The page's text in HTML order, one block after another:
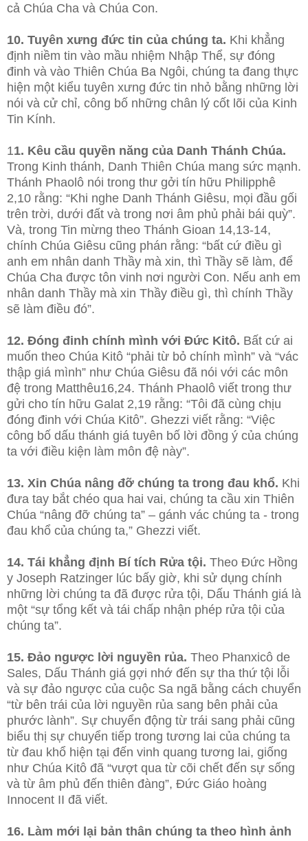
cả Chúa Cha và Chúa Con.
10. Tuyên xưng đức tin của chúng ta. Khi khẳng
định niềm tin vào mầu nhiệm Nhập Thể, sự đóng
đinh và vào Thiên Chúa Ba Ngôi, chúng ta đang thực
hiện một kiểu tuyên xưng đức tin nhỏ bằng những lời
nói và cử chỉ, công bố những chân lý cốt lõi của Kinh
Tin Kính.
11. Kêu cầu quyền năng của Danh Thánh Chúa.
Trong Kinh thánh, Danh Thiên Chúa mang sức mạnh.
Thánh Phaolô nói trong thư gởi tín hữu Philipphê
2,10 rằng: “Khi nghe Danh Thánh Giêsu, mọi đầu gối
trên trời, dưới đất và trong nơi âm phủ phải bái quỳ”.
Và, trong Tin mừng theo Thánh Gioan 14,13-14,
chính Chúa Giêsu cũng phán rằng: “bất cứ điều gì
anh em nhân danh Thầy mà xin, thì Thầy sẽ làm, để
Chúa Cha được tôn vinh nơi người Con. Nếu anh em
nhân danh Thầy mà xin Thầy điều gì, thì chính Thầy
sẽ làm điều đó”.
12. Đóng đinh chính mình với Đức Kitô. Bất cứ ai
muốn theo Chúa Kitô “phải từ bỏ chính mình” và “vác
thập giá mình” như Chúa Giêsu đã nói với các môn
đệ trong Matthêu16,24. Thánh Phaolô viết trong thư
gửi cho tín hữu Galat 2,19 rằng: “Tôi đã cùng chịu
đóng đinh với Chúa Kitô”. Ghezzi viết rằng: “Việc
công bố dấu thánh giá tuyên bố lời đồng ý của chúng
ta với điều kiện làm môn đệ này”.
13. Xin Chúa nâng đỡ chúng ta trong đau khổ. Khi
đưa tay bắt chéo qua hai vai, chúng ta cầu xin Thiên
Chúa “nâng đỡ chúng ta” – gánh vác chúng ta - trong
đau khổ của chúng ta,” Ghezzi viết.
14. Tái khẳng định Bí tích Rửa tội. Theo Đức Hồng
y Joseph Ratzinger lúc bấy giờ, khi sử dụng chính
những lời chúng ta đã được rửa tội, Dấu Thánh giá là
một “sự tổng kết và tái chấp nhận phép rửa tội của
chúng ta”.
15. Đảo ngược lời nguyền rủa. Theo Phanxicô de
Sales, Dấu Thánh giá gợi nhớ đến sự tha thứ tội lỗi
và sự đảo ngược của cuộc Sa ngã bằng cách chuyển
“từ bên trái của lời nguyền rủa sang bên phải của
phước lành”. Sự chuyển động từ trái sang phải cũng
biểu thị sự chuyển tiếp trong tương lai của chúng ta
từ đau khổ hiện tại đến vinh quang tương lai, giống
như Chúa Kitô đã “vượt qua từ cõi chết đến sự sống
và từ âm phủ đến thiên đàng”, Đức Giáo hoàng
Innocent II đã viết.
16. Làm mới lại bản thân chúng ta theo hình ảnh